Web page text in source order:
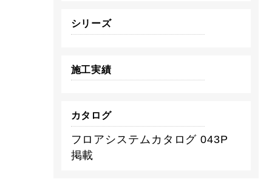
シリーズ
施工実績
カタログ
フロアシステムカタログ 043P
掲載